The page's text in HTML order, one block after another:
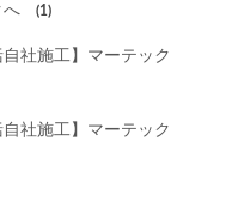
(1)
社施工】マーテック
社施工】マーテック